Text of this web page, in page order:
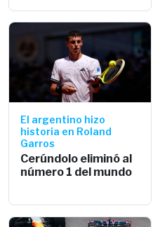
El argentino hizo
historia en Roland
Garros
Cerúndolo eliminó al
número 1 del mundo